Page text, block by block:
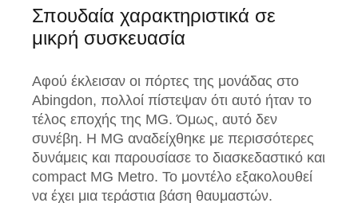
Σπουδαία χαρακτηριστικά σε
μικρή συσκευασία
Αφού έκλεισαν οι πόρτες της μονάδας στο
Abingdon, πολλοί πίστεψαν ότι αυτό ήταν το
τέλος εποχής της MG. Όμως, αυτό δεν
συνέβη. Η MG αναδείχθηκε με περισσότερες
δυνάμεις και παρουσίασε το διασκεδαστικό και
compact MG Metro. Το μοντέλο εξακολουθεί
να έχει μια τεράστια βάση θαυμαστών.